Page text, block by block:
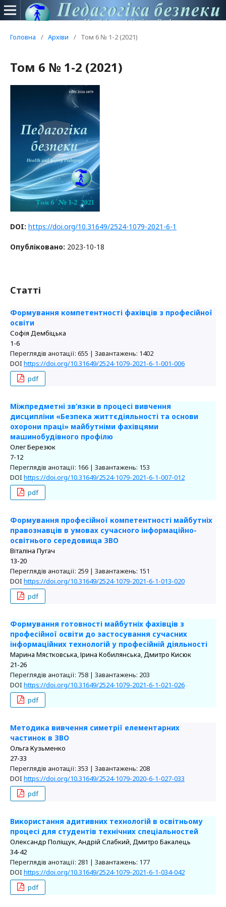
Головна / Архіви / Том 6 № 1-2 (2021)
Том 6 № 1-2 (2021)
DOI: https://doi.org/10.31649/2524-1079-2021-6-1
Опубліковано: 2023-10-18
Статті
Формування компетентності фахівців з професійної
освіти
Софія Дембіцька
1-6
Переглядів анотації: 655 | Завантажень: 1402
DOI https://doi.org/10.31649/2524-1079-2021-6-1-001-006
pdf
Міжпредметні зв’язки в процесі вивчення
дисципліни «Безпека життєдіяльності та основи
охорони праці» майбутніми фахівцями
машинобудівного профілю
Олег Березюк
7-12
Переглядів анотації: 166 | Завантажень: 153
DOI https://doi.org/10.31649/2524-1079-2021-6-1-007-012
pdf
Формування професійної компетентності майбутніх
правознавців в умовах сучасного інформаційно-
освітнього середовища ЗВО
Віталіна Пугач
13-20
Переглядів анотації: 259 | Завантажень: 151
DOI https://doi.org/10.31649/2524-1079-2021-6-1-013-020
pdf
Формування готовності майбутніх фахівців з
професійної освіти до застосування сучасних
інформаційних технологій у професійній діяльності
Марина Мястковська, Ірина Кобилянська, Дмитро Кисюк
21-26
Переглядів анотації: 758 | Завантажень: 203
DOI https://doi.org/10.31649/2524-1079-2021-6-1-021-026
pdf
Методика вивчення симетрії елементарних
частинок в ЗВО
Ольга Кузьменко
27-33
Переглядів анотації: 353 | Завантажень: 208
DOI https://doi.org/10.31649/2524-1079-2020-6-1-027-033
pdf
Використання адитивних технологій в освітньому
процесі для студентів технічних спеціальностей
Олександр Поліщук, Андрій Слабкий, Дмитро Бакалець
34-42
Переглядів анотації: 281 | Завантажень: 177
DOI https://doi.org/10.31649/2524-1079-2021-6-1-034-042
pdf